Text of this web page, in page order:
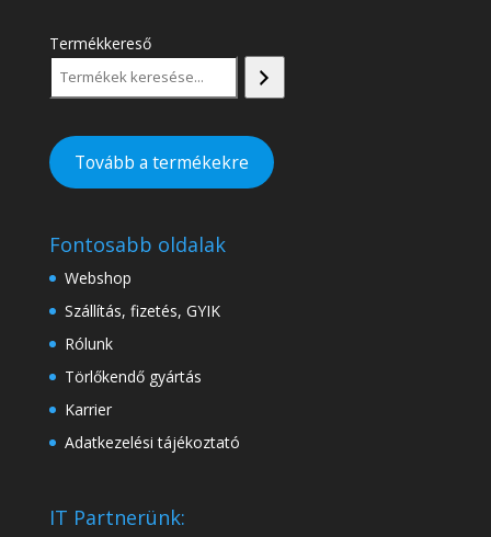
Termékkereső
Tovább a termékekre
Fontosabb oldalak
Webshop
Szállítás, fizetés, GYIK
Rólunk
Törlőkendő gyártás
Karrier
Adatkezelési tájékoztató
IT Partnerünk: